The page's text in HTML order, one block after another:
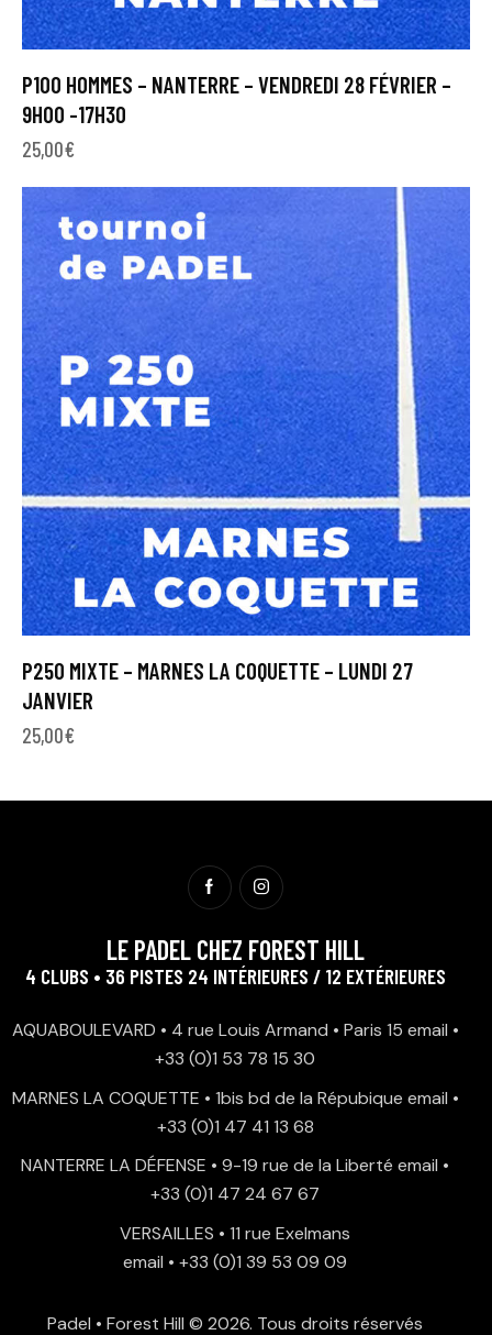
P100 HOMMES – NANTERRE – VENDREDI 28 FÉVRIER –
9H00 -17H30
25,00€
P250 MIXTE – MARNES LA COQUETTE – LUNDI 27
JANVIER
25,00€
LE PADEL CHEZ FOREST HILL
4 CLUBS • 36 PISTES 24 INTÉRIEURES / 12 EXTÉRIEURES
AQUABOULEVARD • 4 rue Louis Armand • Paris 15 email •
+33 (0)1 53 78 15 30
MARNES LA COQUETTE • 1bis bd de la Répubique email •
+33 (0)1 47 41 13 68
NANTERRE LA DÉFENSE • 9-19 rue de la Liberté email •
+33 (0)1 47 24 67 67
VERSAILLES • 11 rue Exelmans
email • +33 (0)1 39 53 09 09
Padel • Forest Hill © 2026. Tous droits réservés